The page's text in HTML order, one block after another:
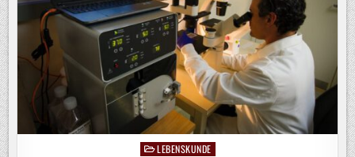
PostedLEBENSKUNDE